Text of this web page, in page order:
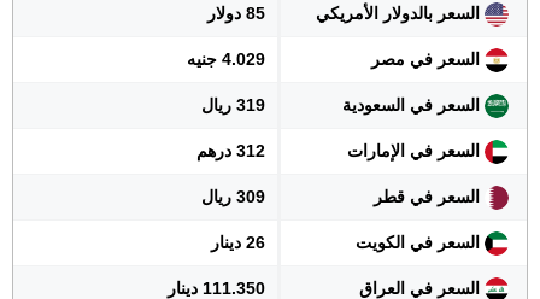
السعر بالدولار الأمريكي 85 دولار
السعر في مصر 4.029 جنيه
السعر في السعودية 319 ريال
السعر في الإمارات 312 درهم
السعر في قطر 309 ريال
السعر في الكويت 26 دينار
السعر في العراق 111.350 دينار